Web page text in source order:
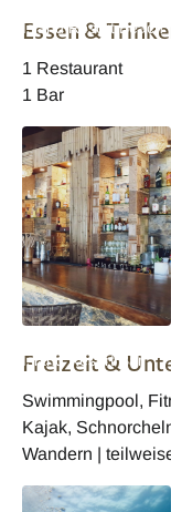
Island Resort Beach
Essen &
1 Restaurant
1 Bar
Island Resort Bar
Freizeit &
Swimmingpool,
Kajak,
Wandern |